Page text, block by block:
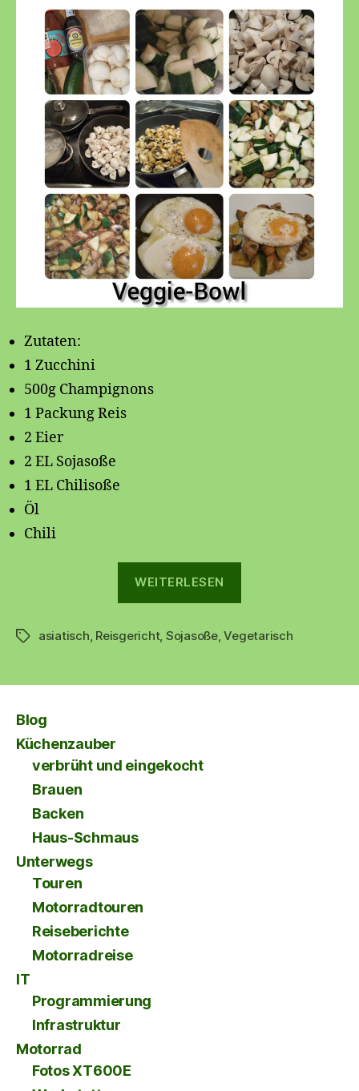
Zutaten:
1 Zucchini
500g Champignons
1 Packung Reis
2 Eier
2 EL Sojasoße
1 EL Chilisoße
Öl
Chili
WEITERLESEN
Schlagwörter
asiatisch, Reisgericht, Sojasoße,Vegetarisch
Blog
Küchenzauber
verbrüht und eingekocht
Brauen
Backen
Haus-Schmaus
Unterwegs
Touren
Motorradtouren
Reiseberichte
Motorradreise
IT
Programmierung
Infrastruktur
Motorrad
Fotos XT600E